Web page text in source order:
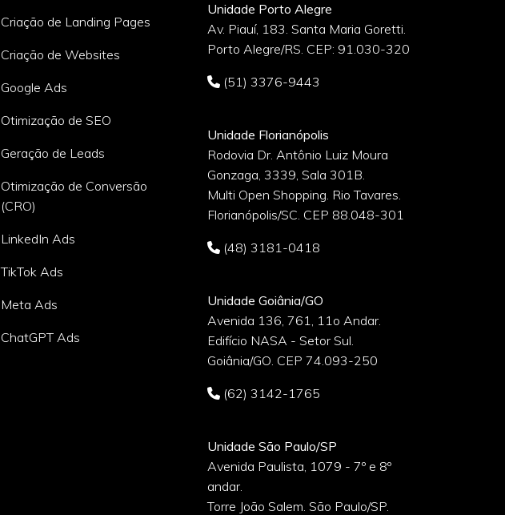
Criação de Landing Pages
Criação de Websites
Google Ads
Otimização de SEO
Geração de Leads
Otimização de Conversão
(CRO)
LinkedIn Ads
TikTok Ads
Meta Ads
ChatGPT Ads
Unidade Porto Alegre
Av. Piauí, 183. Santa Maria Goretti.
Porto Alegre/RS. CEP: 91.030-320
(51) 3376-9443
Unidade Florianópolis
Rodovia Dr. Antônio Luiz Moura
Gonzaga, 3339, Sala 301B.
Multi Open Shopping. Rio Tavares.
Florianópolis/SC. CEP 88.048-301
(48) 3181-0418
Unidade Goiânia/GO
Avenida 136, 761, 11o Andar.
Edifício NASA - Setor Sul.
Goiânia/GO. CEP 74.093-250
(62) 3142-1765
Unidade São Paulo/SP
Avenida Paulista, 1079 - 7º e 8º
andar.
Torre João Salem. São Paulo/SP.